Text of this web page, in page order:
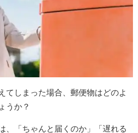
てしまった場合、郵便物はどのよ
うか？
、「ちゃんと届くのか」「遅れる